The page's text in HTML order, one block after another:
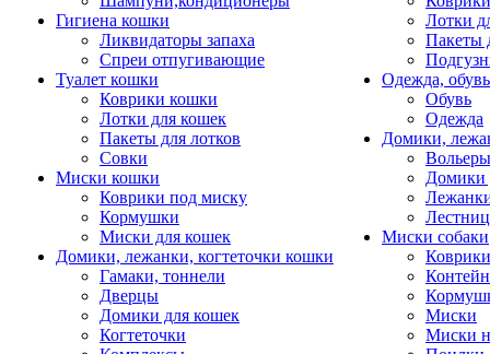
Гигиена кошки
Ликвидаторы запаха
Спреи отпугивающие
Туалет кошки
Коврики кошки
Лотки для кошек
Пакеты для лотков
Совки
Миски кошки
Коврики под миску
Кормушки
Миски для кошек
Домики, лежанки, когтеточки кошки
Гамаки, тоннели
Дверцы
Домики для кошек
Когтеточки
Лотки
Пакеты
Одежда, обувь
Обувь
Одежда
Домики,
Домики
Миски собаки
Миски
Миски